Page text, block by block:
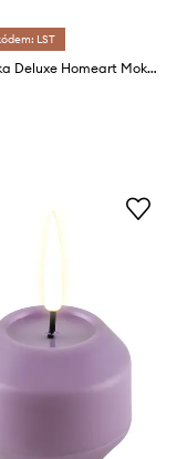
LST
LED svíčka Deluxe Homeart Mokka Fyrfadslys 4 x 4,5 cm 2-pack